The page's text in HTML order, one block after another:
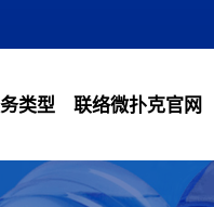
类型 联络微扑克官网